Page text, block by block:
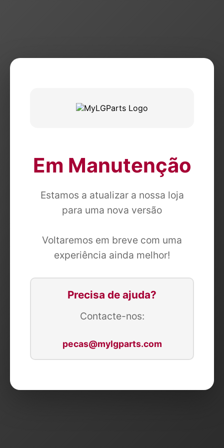
Em Manutenção
Estamos a atualizar a nossa loja
para uma nova versão
Voltaremos em breve com uma
experiência ainda melhor!
Precisa de ajuda?
Contacte-nos:
pecas@mylgparts.com